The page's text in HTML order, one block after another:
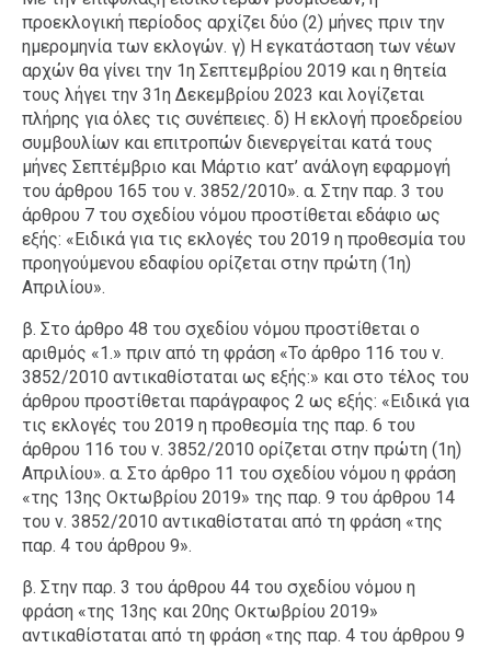
προεκλογική περίοδος αρχίζει δύο (2) μήνες πριν την
ημερομηνία των εκλογών. γ) Η εγκατάσταση των νέων
αρχών θα γίνει την 1η Σεπτεμβρίου 2019 και η θητεία
τους λήγει την 31η Δεκεμβρίου 2023 και λογίζεται
πλήρης για όλες τις συνέπειες. δ) Η εκλογή προεδρείου
συμβουλίων και επιτροπών διενεργείται κατά τους
μήνες Σεπτέμβριο και Μάρτιο κατ’ ανάλογη εφαρμογή
του άρθρου 165 του ν. 3852/2010». α. Στην παρ. 3 του
άρθρου 7 του σχεδίου νόμου προστίθεται εδάφιο ως
εξής: «Ειδικά για τις εκλογές του 2019 η προθεσμία του
προηγούμενου εδαφίου ορίζεται στην πρώτη (1η)
Απριλίου».
β. Στο άρθρο 48 του σχεδίου νόμου προστίθεται ο
αριθμός «1.» πριν από τη φράση «Το άρθρο 116 του ν.
3852/2010 αντικαθίσταται ως εξής:» και στο τέλος του
άρθρου προστίθεται παράγραφος 2 ως εξής: «Ειδικά για
τις εκλογές του 2019 η προθεσμία της παρ. 6 του
άρθρου 116 του ν. 3852/2010 ορίζεται στην πρώτη (1η)
Απριλίου». α. Στο άρθρο 11 του σχεδίου νόμου η φράση
«της 13ης Οκτωβρίου 2019» της παρ. 9 του άρθρου 14
του ν. 3852/2010 αντικαθίσταται από τη φράση «της
παρ. 4 του άρθρου 9».
β. Στην παρ. 3 του άρθρου 44 του σχεδίου νόμου η
φράση «της 13ης και 20ης Οκτωβρίου 2019»
αντικαθίσταται από τη φράση «της παρ. 4 του άρθρου 9